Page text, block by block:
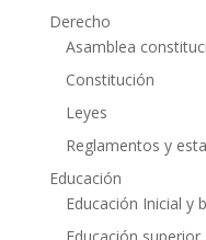
Derecho
Asamblea
Constitución
Leyes
Reglamentos y
Educación
Educación Inicial y